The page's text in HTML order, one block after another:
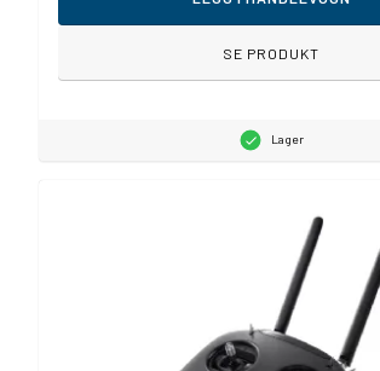
SE PRODUKT
Lager